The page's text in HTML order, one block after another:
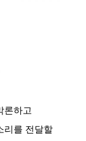
론하고
리를 전달할